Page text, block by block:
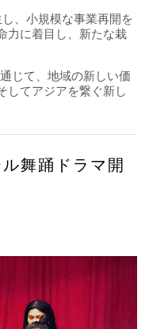
、小規模な事業再開を
力に着目し、新たな栽
じて、地域の新しい価
してアジアを繋ぐ新し
舞踊ドラマ開